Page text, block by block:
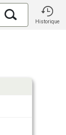
Historique